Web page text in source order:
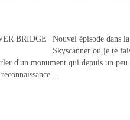
Nouvel épisode dans
Skyscanner où je te
d'un monument qui depuis un peu